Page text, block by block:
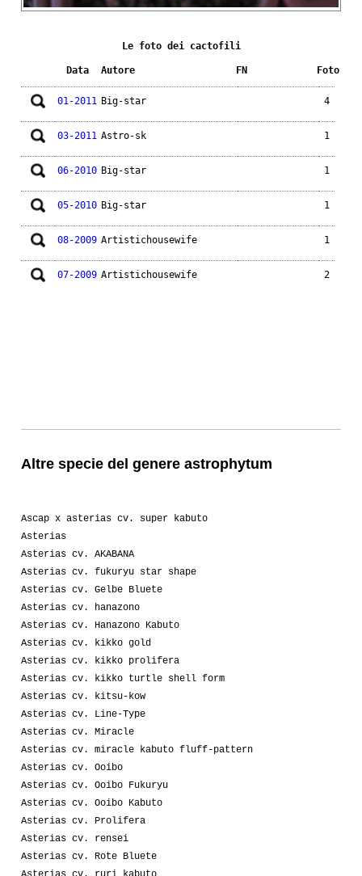
Le foto dei cactofili
Data Autore FN Foto
01-2011 Big-star 4
03-2011 Astro-sk 1
06-2010 Big-star 1
05-2010 Big-star 1
08-2009 Artistichousewife 1
07-2009 Artistichousewife 2
Altre specie del genere astrophytum
Ascap x asterias cv. super kabuto
Asterias
Asterias cv. AKABANA
Asterias cv. fukuryu star shape
Asterias cv. Gelbe Bluete
Asterias cv. hanazono
Asterias cv. Hanazono Kabuto
Asterias cv. kikko gold
Asterias cv. kikko prolifera
Asterias cv. kikko turtle shell form
Asterias cv. kitsu-kow
Asterias cv. Line-Type
Asterias cv. Miracle
Asterias cv. miracle kabuto fluff-pattern
Asterias cv. Ooibo
Asterias cv. Ooibo Fukuryu
Asterias cv. Ooibo Kabuto
Asterias cv. Prolifera
Asterias cv. rensei
Asterias cv. Rote Bluete